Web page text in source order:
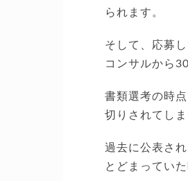
られます。
そして、応募
コンサルから
書類選考の時
切りされてしま
過去に公表さ
とどまってい